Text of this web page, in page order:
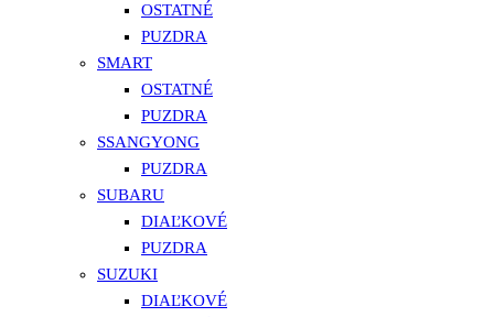
OSTATNÉ
PUZDRA
SMART
OSTATNÉ
PUZDRA
SSANGYONG
PUZDRA
SUBARU
DIAĽKOVÉ
PUZDRA
SUZUKI
DIAĽKOVÉ